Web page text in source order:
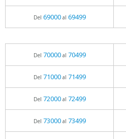
Del 69000al 69499
Del 70000al 70499
Del 71000al 71499
Del 72000al 72499
Del 73000al 73499